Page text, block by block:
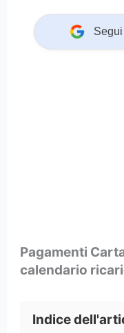
Pagamenti
calendario
Indice